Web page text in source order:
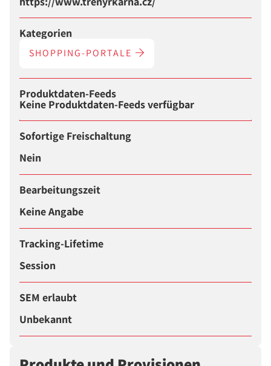
Kategorien
SHOPPING-PORTALE
Produktdaten-Feeds
Keine Produktdaten-Feeds verfügbar
Sofortige Freischaltung
Nein
Bearbeitungszeit
Keine Angabe
Tracking-Lifetime
Session
SEM erlaubt
Unbekannt